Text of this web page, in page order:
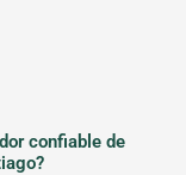
confiable de